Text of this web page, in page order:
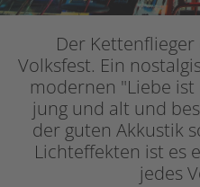
Der
Volksfest. Ein
modernen "Liebe ist
jung und alt und
der guten Akkustik
Lichteffekten ist es
jedes